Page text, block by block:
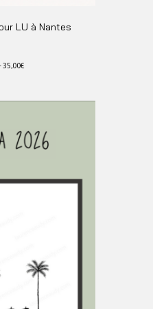
LU à Nantes
35,00€
variations.